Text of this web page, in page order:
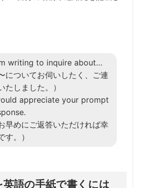
writing to inquire about…
〜についてお伺いしたく、ご連
たしました。）
appreciate your prompt
お早めにご返答いただければ幸
す。）
英語の手紙で書くには